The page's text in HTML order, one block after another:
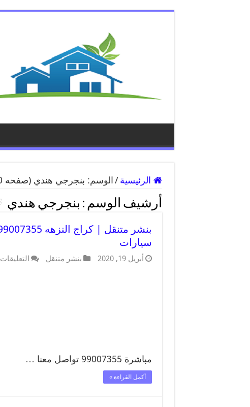
الرئيسية / الوسم: بنجرجي هندي (صفحه 10)
أرشيف الوسم : بنجرجي هندي
سيارات
أبريل 19, 2020 بنشر متنقل التعليقات
مباشرة 99007355 تواصل معنا …
أكمل القراءة »